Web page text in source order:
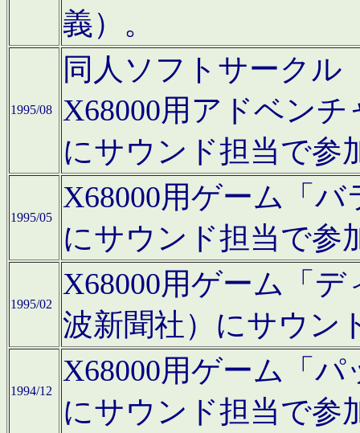
義）。
1995/08
同人ソフトサークル
X68000用アドベン
にサウンド担当で参
1995/05
X68000用ゲーム「
にサウンド担当で参
1995/02
X68000用ゲーム「
波新聞社）にサウン
1994/12
X68000用ゲーム「
にサウンド担当で参